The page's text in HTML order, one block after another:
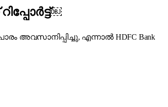
അവസാനിപ്പിച്ചു, എന്നാൽ HDFC Bank